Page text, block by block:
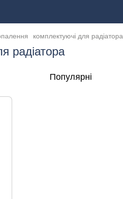
комплектуючі для радіатора
радіатора
Популярні